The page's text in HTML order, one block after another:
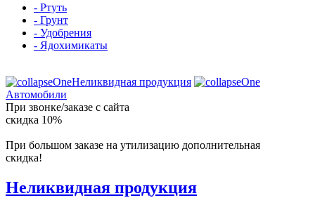
- Ртуть
- Грунт
- Удобрения
- Ядохимикаты
Неликвидная продукция
Автомобили
При звонке/заказе с сайта
скидка 10%
При большом заказе на утилизацию дополнительная
скидка!
Неликвидная продукция